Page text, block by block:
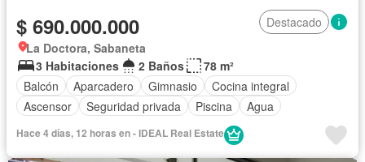
$ 690.000.000
Destacado
La Doctora, Sabaneta
3 Habitaciones
2 Baños
78 m²
Balcón
Aparcadero Gimnasio
Cocina integral
Ascensor
Seguridad privada Piscina Agua
Hace 4 días, 12 horas en - IDEAL Real Estate